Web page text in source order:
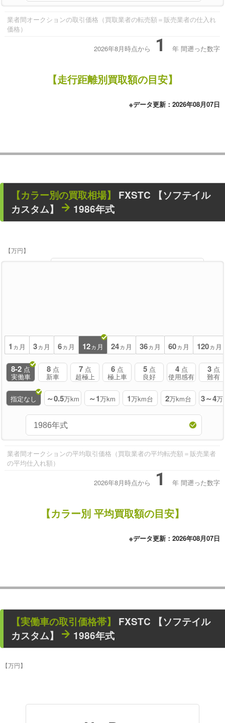
業者間オークションの取引価格（買取業者の転売額＝販売業者の仕入れ
価格）
2026年8月時点から 1 年 間遡った数字
【走行距離別買取額の目安】
※データ更新：2026年08月07日
【カラー別の買取相場】
FXSTC 【ソフテイル
カスタム】
1986年式
【万円】
1 ヵ月 3ヵ月 6ヵ月 12ヵ月 24ヵ月 36ヵ月 60ヵ月 120ヵ月
8-2 点
実働車
8 点
新車
7 点
超極上
6 点
極上車
5 点
良好
4 点
使用感有
3 点
難有
指定なし ～0.5万km ～1万km 1万km台 2万km台 3～4万
業者間オークションの平均取引価格（買取業者の平均転売額＝販売業者
の平均仕入れ額）
2026年8月時点から 1 年 間遡った数字
【カラー別 平均買取額の目安】
※データ更新：2026年08月07日
【実働車の取引価格帯】
FXSTC 【ソフテイル
カスタム】
1986年式
【万円】